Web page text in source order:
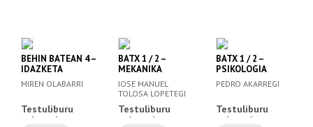
BEHIN BATEAN 4 –
IDAZKETA
MIREN OLABARRI
Testuliburu
zaharrak
BATX 1 / 2 –
MEKANIKA
JOSE MANUEL
TOLOSA LOPETEGI
Testuliburu
zaharrak
BATX 1 / 2 –
PSIKOLOGIA
PEDRO AKARREGI
Testuliburu
zaharrak